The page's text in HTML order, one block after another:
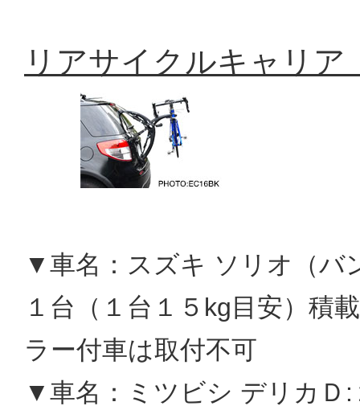
リアサイクルキャリア
▼車名：スズキ ソリオ（バ
１台（１台１５kg目安
ラー付車は取付不可
▼車名：ミツビシ デリカＤ